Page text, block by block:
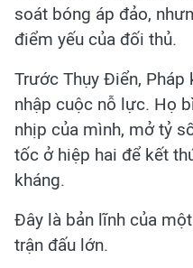
soát bóng áp đảo,
điểm yếu của đối thủ.
Trước Thụy Điển,
nhập cuộc nỗ lực. Họ
nhịp của mình, mở tỷ
tốc ở hiệp hai để kết
kháng.
Đây là bản lĩnh của
trận đấu lớn.